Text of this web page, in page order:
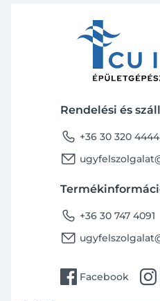
Rendelési és
phone +36 30 320 4444
email
phone +36 30 747 4091
email
facebook Facebook instagram